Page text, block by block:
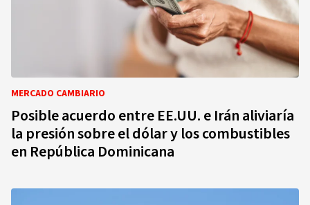
MERCADO CAMBIARIO
Posible acuerdo entre EE.UU. e Irán aliviaría
la presión sobre el dólar y los combustibles
en República Dominicana